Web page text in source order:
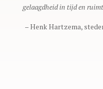
gelaagdheid in tijd en
– Henk Hartzema,